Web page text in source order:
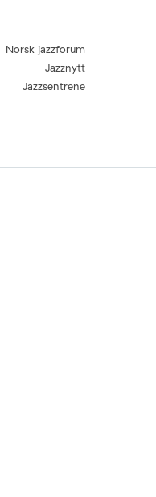
Norsk jazzforum
Jazznytt
Jazzsentrene